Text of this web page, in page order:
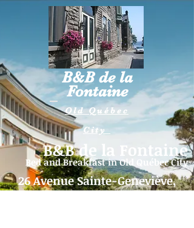
26 Avenue Sainte-Geneviève,
B&B de la Fontaine
Bed and Breakfast inOld Québec City
B&B de la
Fontaine
Old Québec
City